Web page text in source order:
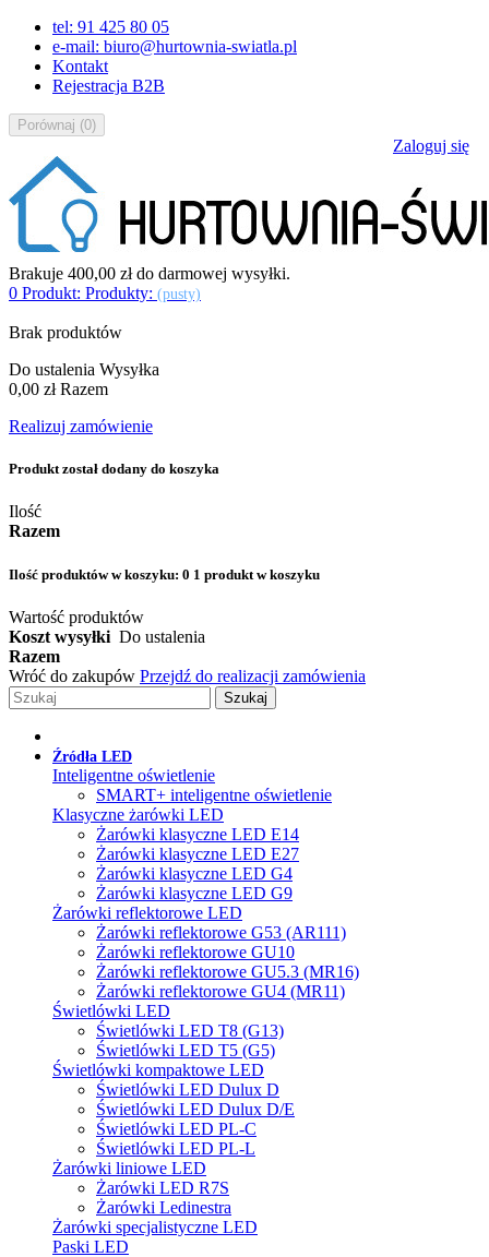
tel: 91 425 80 05
e-mail: biuro@hurtownia-swiatla.pl
Kontakt
Rejestracja B2B
Porównaj (0)
Zaloguj się
Brakuje 400,00 złdo darmowej wysyłki.
0 Produkt: Produkty: (pusty)
Brak produktów
Do ustalenia Wysyłka
0,00 zł Razem
Realizuj zamówienie
Produkt został dodany do koszyka
Ilość
Razem
Ilość produktów w koszyku: 0 1 produkt w koszyku
Wartość produktów
Koszt wysyłki Do ustalenia
Razem
Wróć do zakupów Przejdź do realizacji zamówienia
Szukaj
Źródła LED
Inteligentne oświetlenie
SMART+ inteligentne oświetlenie
Klasyczne żarówki LED
Żarówki klasyczne LED E14
Żarówki klasyczne LED E27
Żarówki klasyczne LED G4
Żarówki klasyczne LED G9
Żarówki reflektorowe LED
Żarówki reflektorowe G53 (AR111)
Żarówki reflektorowe GU10
Żarówki reflektorowe GU5.3 (MR16)
Żarówki reflektorowe GU4 (MR11)
Świetlówki LED
Świetlówki LED T8 (G13)
Świetlówki LED T5 (G5)
Świetlówki kompaktowe LED
Świetlówki LED Dulux D
Świetlówki LED Dulux D/E
Świetlówki LED PL-C
Świetlówki LED PL-L
Żarówki liniowe LED
Żarówki LED R7S
Żarówki Ledinestra
Żarówki specjalistyczne LED
Paski LED